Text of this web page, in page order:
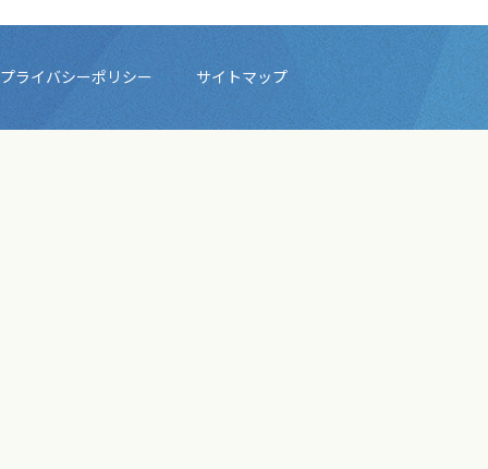
プライバシーポリシー サイトマップ